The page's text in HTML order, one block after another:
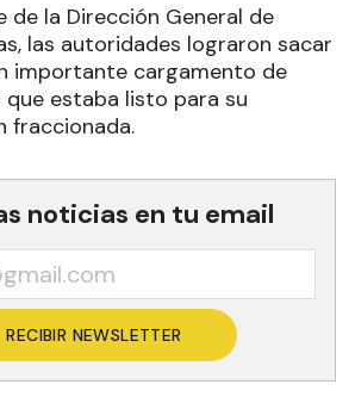
de la Dirección General de
las autoridades lograron sacar
importante cargamento de
estaba listo para su
fraccionada.
noticias en tu email
RECIBIR NEWSLETTER